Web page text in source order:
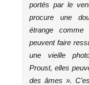
portés par le
procure une
étrange comme
peuvent faire
une vieille
Proust, elles
des âmes ».